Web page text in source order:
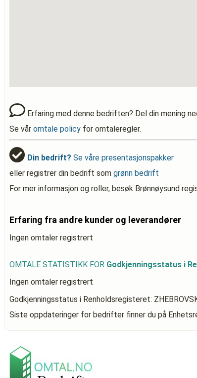
Erfaring med denne bedriften? Del din mening
Se vår omtale policy for omtaleregler.
Din bedrift? Se våre presentasjonspakker
eller registrer din bedrift som grønn bedrift
For mer informasjon og roller, besøk Brønnøysund
Erfaring fra andre kunder og leverandører
Ingen omtaler registrert
OMTALE STATISTIKK FOR Godkjenningsstatus i
Ingen omtaler registrert
Godkjenningsstatus i Renholdsregisteret:
Siste oppdateringer for bedrifter finner du på